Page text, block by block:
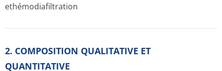
ethémodiafiltration
2. COMPOSITION QUALITATIVE ET
QUANTITATIVE